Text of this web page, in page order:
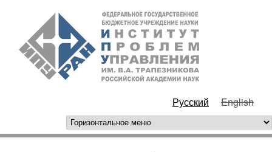
Перейти к основному
содержанию
РАН
Русский English
горизонтальное меню